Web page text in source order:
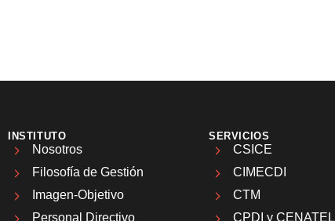
INSTITUTO
Nosotros
Filosofía de Gestión
Imagen-Objetivo
Personal Directivo
SERVICIOS
CSICE
CIMECDI
CTM
CPDI y CENATEL